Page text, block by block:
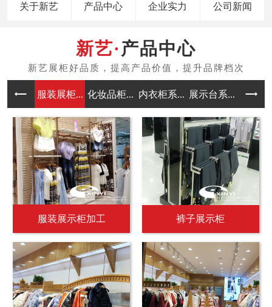
关于新艺 产品中心 企业实力 公司新闻
产品中心
服装展柜... 化妆品柜... 内衣柜系... 展示台系... 中岛
服装展示柜加工 裤子展示柜